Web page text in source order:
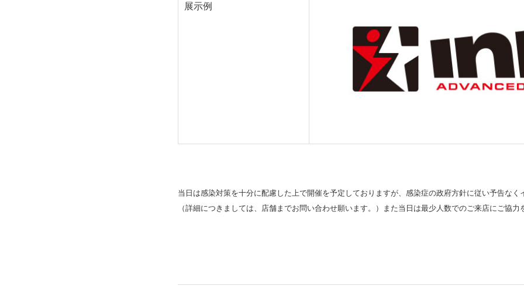
展示例
当日は感染対策を十分に配慮した上で開催を予定しておりますが、感染症の政府方針に従い予告な
（詳細につきましては、店舗までお問い合わせ願います。）また当日は最少人数でのご来店にご協力